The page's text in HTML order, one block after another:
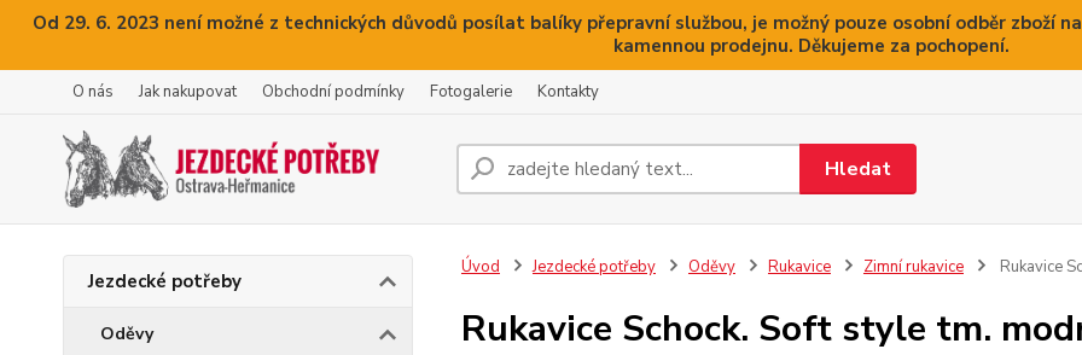
Od 29. 6. 2023 není možné z technických důvodů posílat balíky přepravní službou, je možný pouze osobní odběr zboží
kamennou prodejnu. Děkujeme za pochopení.
O nás Jak nakupovat Obchodní podmínky Fotogalerie Kontakty
Hledat
Jezdecké potřeby
Oděvy
Úvod Jezdecké potřeby Oděvy Rukavice Zimní rukavice Rukavice
Rukavice Schock. Soft style tm.